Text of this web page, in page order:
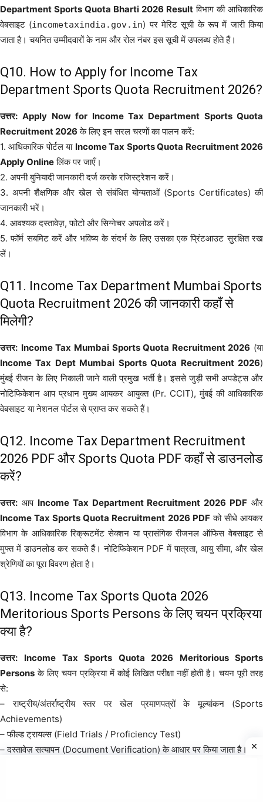
Department Sports Quota Bharti 2026 Result विभाग की आधिकारिक
वेबसाइट (incometaxindia.gov.in) पर मेरिट सूची के रूप में जारी किया
जाता है। चयनित उम्मीदवारों के नाम और रोल नंबर इस सूची में उपलब्ध होते हैं।
Q10. How to Apply for Income Tax
Department Sports Quota Recruitment 2026?
उत्तर: Apply Now for Income Tax Department Sports Quota
Recruitment 2026 के लिए इन सरल चरणों का पालन करें:
1. आधिकारिक पोर्टल या Income Tax Sports Quota Recruitment 2026
Apply Onlineलिंक पर जाएँ।
2. अपनी बुनियादी जानकारी दर्ज करके रजिस्ट्रेशन करें।
3. अपनी शैक्षणिक और खेल से संबंधित योग्यताओं (Sports Certificates) की
जानकारी भरें।
4. आवश्यक दस्तावेज़, फोटो और सिग्नेचर अपलोड करें।
5. फॉर्म सबमिट करें और भविष्य के संदर्भ के लिए उसका एक प्रिंटआउट सुरक्षित रख
लें।
Q11. Income Tax Department Mumbai Sports
Quota Recruitment 2026 की जानकारी कहाँ से
मिलेगी?
उत्तर: Income Tax Mumbai Sports Quota Recruitment 2026 (या
Income Tax Dept Mumbai Sports Quota Recruitment 2026)
मुंबई रीजन के लिए निकाली जाने वाली प्रमुख भर्ती है। इससे जुड़ी सभी अपडेट्स और
नोटिफिकेशन आप प्रधान मुख्य आयकर आयुक्त (Pr. CCIT), मुंबई की आधिकारिक
वेबसाइट या नेशनल पोर्टल से प्राप्त कर सकते हैं।
Q12. Income Tax Department Recruitment
2026 PDF और Sports Quota PDF कहाँ से डाउनलोड
करें?
उत्तर: आप Income Tax Department Recruitment 2026 PDF और
Income Tax Sports Quota Recruitment 2026 PDFको सीधे आयकर
विभाग के आधिकारिक रिक्रूटमेंट सेक्शन या प्रासंगिक रीजनल ऑफिस वेबसाइट से
मुफ्त में डाउनलोड कर सकते हैं। नोटिफिकेशन PDF में पात्रता, आयु सीमा, और खेल
श्रेणियों का पूरा विवरण होता है।
Q13. Income Tax Sports Quota 2026
Meritorious Sports Persons के लिए चयन प्रक्रिया
क्या है?
उत्तर:
Income Tax Sports Quota 2026 Meritorious Sports
Persons के लिए चयन प्रक्रिया में कोई लिखित परीक्षा नहीं होती है। चयन पूरी तरह
से:
– राष्ट्रीय/अंतर्राष्ट्रीय स्तर पर खेल प्रमाणपत्रों के मूल्यांकन (Sports
Achievements)
– फील्ड ट्रायल्स (Field Trials / Proficiency Test)
– दस्तावेज़ सत्यापन (Document Verification) के आधार पर किया जाता है।